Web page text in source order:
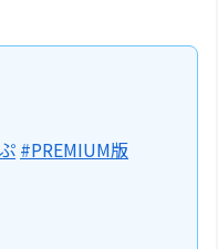
#PREMIUM版